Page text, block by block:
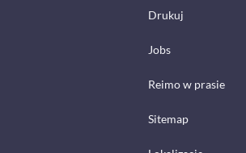
Drukuj
Jobs
Reimo w prasie
Sitemap